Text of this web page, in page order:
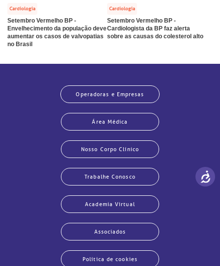
Cardiologia
Setembro Vermelho BP -
Envelhecimento da população deve
aumentar os casos de valvopatias
no Brasil
Cardiologia
Setembro Vermelho BP -
Cardiologista da BP faz alerta
sobre as causas do colesterol alto
Operadoras e Empresas
Área Médica
Nosso Corpo Clínico
Trabalhe Conosco
Academia Virtual
Associados
Política de cookies